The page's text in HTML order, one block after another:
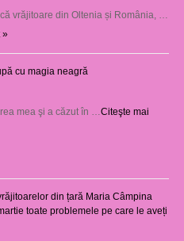
vrăjitoare din Oltenia și România, …
»
cu magia neagră
mea şi a căzut în … Citeşte mai
din țară Maria Câmpina
toate problemele pe care le aveți